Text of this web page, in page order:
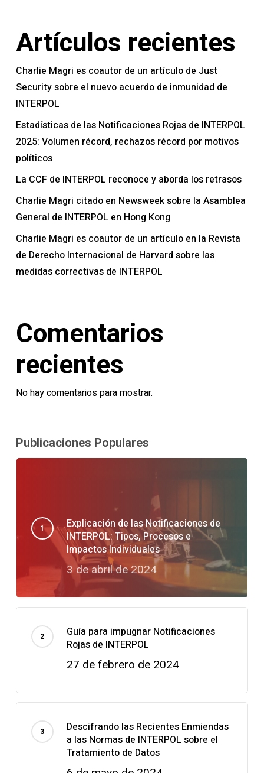
Artículos recientes
Charlie Magri es coautor de un artículo de Just
Security sobre el nuevo acuerdo de inmunidad de
INTERPOL
Estadísticas de las Notificaciones Rojas de INTERPOL
2025: Volumen récord, rechazos récord por motivos
políticos
La CCF de INTERPOL reconoce y aborda los retrasos
Charlie Magri citado en Newsweek sobre la Asamblea
General de INTERPOL en Hong Kong
Charlie Magri es coautor de un artículo en la Revista
de Derecho Internacional de Harvard sobre las
medidas correctivas de INTERPOL
Comentarios
recientes
No hay comentarios para mostrar.
Publicaciones Populares
Explicación de las Notificaciones de
INTERPOL: Tipos, Procesos e
Impactos Individuales
3 de abril de 2024
Guía para impugnar Notificaciones
Rojas de INTERPOL
27 de febrero de 2024
Descifrando las Recientes Enmiendas
a las Normas de INTERPOL sobre el
Tratamiento de Datos